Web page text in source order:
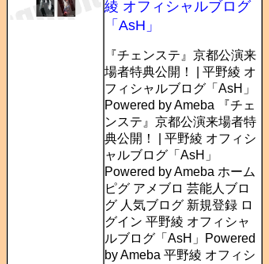
綾 オフィシャルブログ
「AsH」
『チェンステ』京都公演来
場者特典公開！ | 平野綾 オ
フィシャルブログ「AsH」
Powered by Ameba 『チェ
ンステ』京都公演来場者特
典公開！ | 平野綾 オフィシ
ャルブログ「AsH」
Powered by Ameba ホーム
ピグ アメブロ 芸能人ブロ
グ 人気ブログ 新規登録 ロ
グイン 平野綾 オフィシャ
ルブログ「AsH」Powered
by Ameba 平野綾 オフィシ